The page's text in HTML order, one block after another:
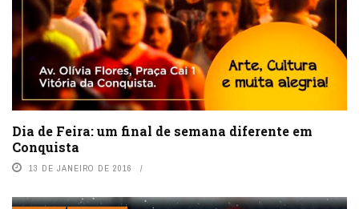
Dia de Feira: um final de semana diferente em
Conquista
13 DE JANEIRO DE 2016